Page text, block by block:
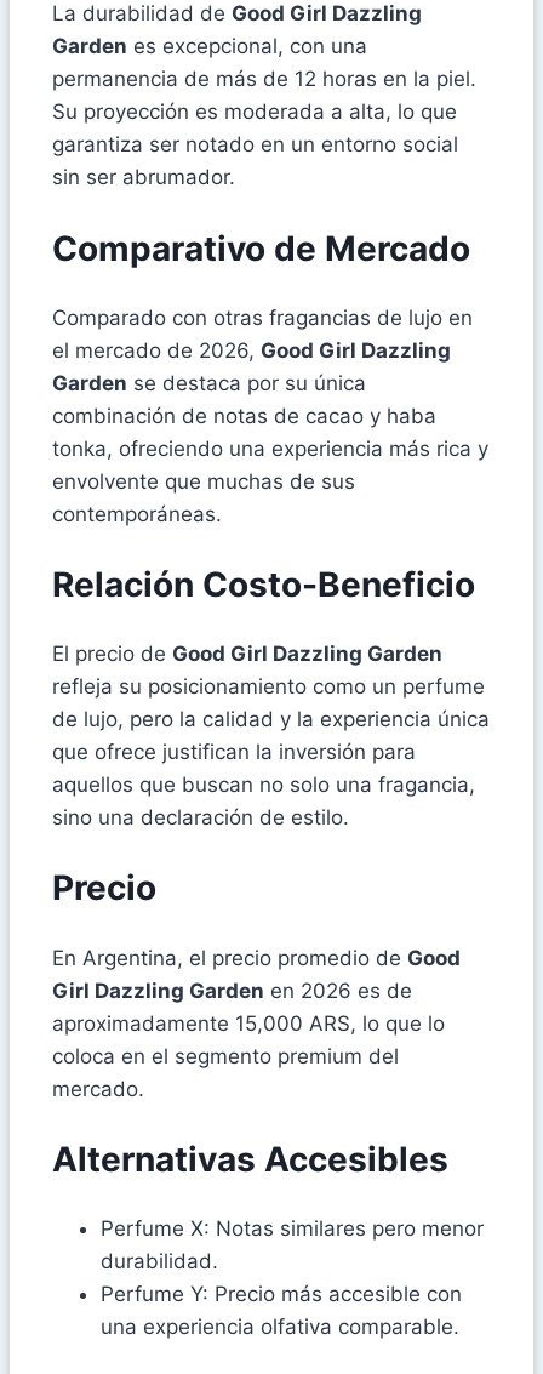
La durabilidad de Good Girl Dazzling
Garden es excepcional, con una
permanencia de más de 12 horas en la piel.
Su proyección es moderada a alta, lo que
garantiza ser notado en un entorno social
sin ser abrumador.
Comparativo de Mercado
Comparado con otras fragancias de lujo en
el mercado de 2026, Good Girl Dazzling
Garden se destaca por su única
combinación de notas de cacao y haba
tonka, ofreciendo una experiencia más rica y
envolvente que muchas de sus
contemporáneas.
Relación Costo-Beneficio
El precio de Good Girl Dazzling Garden
refleja su posicionamiento como un perfume
de lujo, pero la calidad y la experiencia única
que ofrece justifican la inversión para
aquellos que buscan no solo una fragancia,
sino una declaración de estilo.
Precio
En Argentina, el precio promedio de Good
Girl Dazzling Garden en 2026 es de
aproximadamente 15,000 ARS, lo que lo
coloca en el segmento premium del
mercado.
Alternativas Accesibles
Perfume X: Notas similares pero menor
durabilidad.
Perfume Y: Precio más accesible con
una experiencia olfativa comparable.